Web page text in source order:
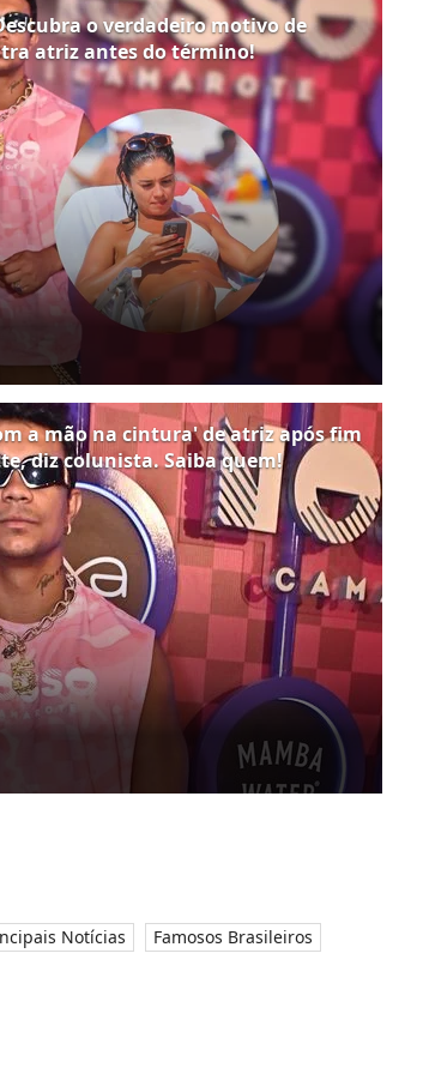
o verdadeiro motivo de
atriz antes do término!
a mão na cintura' de atriz após fim
diz colunista. Saiba quem!
Notícias Famosos Brasileiros